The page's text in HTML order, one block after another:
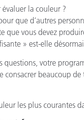
la couleur ?
que d’autres
que vous devez
» est-elle
questions, votre
consacrer beaucoup
les plus courantes